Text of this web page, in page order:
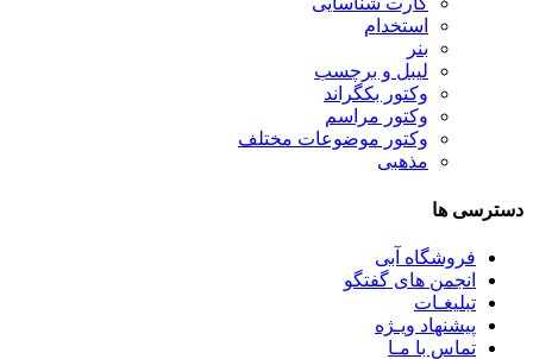
استخدام
بنر
لیبل و برچسب
وکتور بکگراند
وکتور مراسم
وکتور موضوعات مختلف
مذهبی
دسترسی ها
فروشگاه آبی
انجمن های گفتگو
تبلیغـات
پیشنهاد ویـژه
تماس با مـا